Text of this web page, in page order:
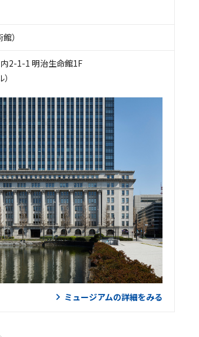
）
2-1-1 明治生命館1F
ミュージアムの詳細をみる